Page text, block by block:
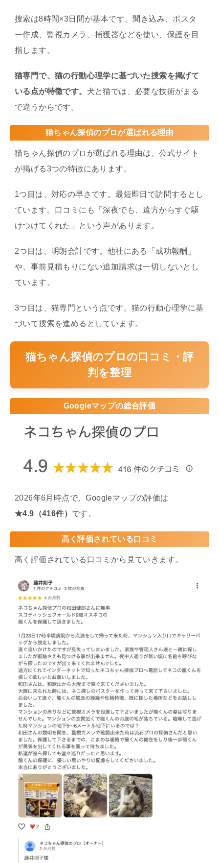
捜索は8時間×3日間が基本です。聞き込み、ポスタ
ー作成、監視カメラ、捕獲器などを使い、保護を目
指します。
猫専門で、猫の行動心理学に基づいた捜索を掲げて
いる点が特徴です。 犬と猫では、必要な技術がまる
で違うからです。
猫ちゃん探偵のプロが選ばれる理由
猫ちゃん探偵のプロが選ばれる理由は、公式サイト
が掲げる3つの特徴にあります。
1つ目は、対応の早さです。最短即日で訪問するとし
ています。口コミにも「深夜でも、遠方からすぐ駆
けつけてくれた」という声があります。
2つ目は、明朗会計です。他社にある「成功報酬」
や、事前見積もりにない追加請求は一切しないとし
ています。
3つ目は、猫専門という点です。猫の行動心理学に基
づいて捜索を進めるとしています。
猫ちゃん探偵のプロの口コミ・評
判を整理
Googleマップの総合評価
2026年6月時点で、Googleマップの評価は
★4.9（416件） です。
高く評価されている口コミ
高く評価されている口コミから見ていきます。